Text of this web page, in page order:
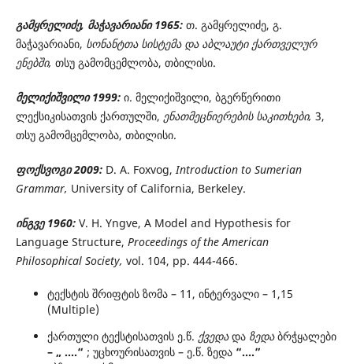
გამყრელიძე, მაჭავარიანი 1965: თ. გამყრელიძე, გ.
მაჭავარიანი, სონანტთა სისტემა და აბლაუტი ქართველურ
ენებში, თსუ გამომცემლობა, თბილისი.
მელიქიშვილი 1999: ი. მელიქიშვილი, ბგერწერითი
ლექსიკისათვის ქართულში, ენათ­მეც­ნი­ერების საკითხები, 3,
თსუ გამომცემლობა, თბილისი.
ფოქსვოგი2009: D. A. Foxvog,Introduction to Sumerian
Grammar, University of California, Berkeley.
ინგვე1960:V. H. Yngve, A Model and Hypothesis for
Language Structure, Proceedings of the American
Philosophical Society, vol. 104, pp. 444-466.
ტექსტის შრიფტის ზომა – 11, ინტერვალი – 1,15
(Multiple)
ქართული ტექსტისათვის ე.წ. ქვედადა ზედაბრჭყალები
– „....“ ; უცხოურისათვის – ე.წ. ზედა “....”